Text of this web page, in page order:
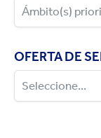
OFERTA DE